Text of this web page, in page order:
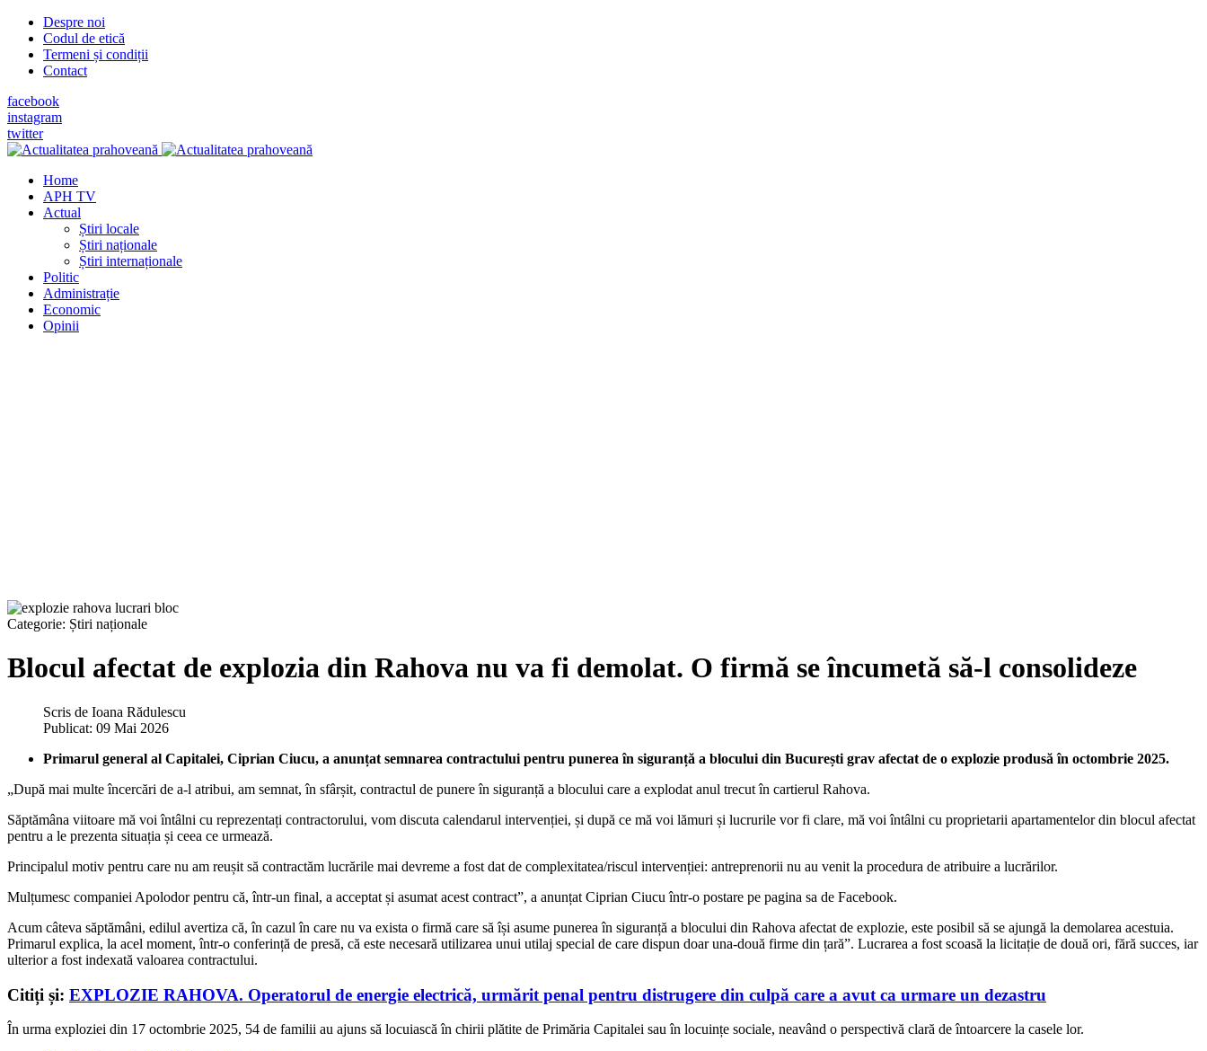
Despre noi
Codul de etică
Termeni și condiții
Contact
facebook
instagram
twitter
Home
APH TV
Actual
Știri locale
Știri naționale
Știri internaționale
Politic
Administrație
Economic
Opinii
Categorie: Știri naționale
Blocul afectat de explozia din Rahova nu va fi demolat. O firmă se încumetă să-l consolideze
Scris de Ioana Rădulescu
Publicat: 09 Mai 2026
Primarul general al Capitalei, Ciprian Ciucu, a anunțat semnarea contractului pentru punerea în siguranță a blocului din București grav afectat de o explozie produsă în octombrie 2025.
„După mai multe încercări de a-l atribui, am semnat, în sfârșit, contractul de punere în siguranță a blocului care a explodat anul trecut în cartierul Rahova.
Săptămâna viitoare mă voi întâlni cu reprezentați contractorului, vom discuta calendarul intervenției, și după ce mă voi lămuri și lucrurile vor fi clare, mă voi întâlni cu proprietarii apartamentelor din blocul afectat
pentru a le prezenta situația și ceea ce urmează.
Principalul motiv pentru care nu am reușit să contractăm lucrările mai devreme a fost dat de complexitatea/riscul intervenției: antreprenorii nu au venit la procedura de atribuire a lucrărilor.
Mulțumesc companiei Apolodor pentru că, într-un final, a acceptat și asumat acest contract”, a anunțat Ciprian Ciucu într-o postare pe pagina sa de Facebook.
Acum câteva săptămâni, edilul avertiza că, în cazul în care nu va exista o firmă care să își asume punerea în siguranță a blocului din Rahova afectat de explozie, este posibil să se ajungă la demolarea acestuia.
Primarul explica, la acel moment, într-o conferință de presă, că este necesară utilizarea unui utilaj special de care dispun doar una-două firme din țară”. Lucrarea a fost scoasă la licitație de două ori, fără succes, iar
ulterior a fost indexată valoarea contractului.
Citiți și: EXPLOZIE RAHOVA. Operatorul de energie electrică, urmărit penal pentru distrugere din culpă care a avut ca urmare un dezastru
În urma exploziei din 17 octombrie 2025, 54 de familii au ajuns să locuiască în chirii plătite de Primăria Capitalei sau în locuințe sociale, neavând o perspectivă clară de întoarcere la casele lor.